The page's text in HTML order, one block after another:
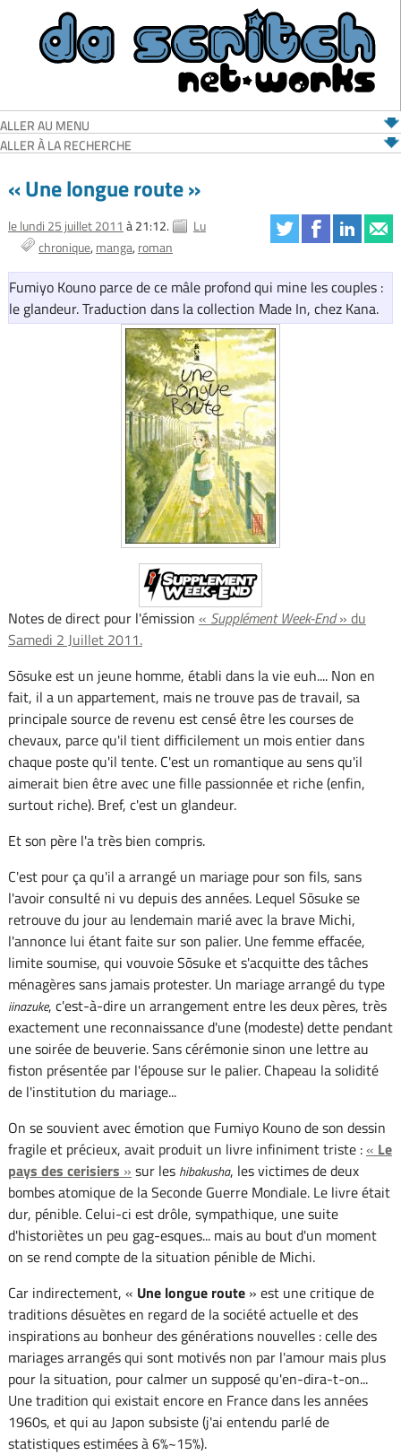
ALLER AU MENU
ALLER À LA RECHERCHE
« Une longue route »
le lundi 25 juillet 2011 à 21:12.
Lu
chronique manga roman
Fumiyo Kouno parce de ce mâle profond qui mine les couples :
le glandeur. Traduction dans la collection Made In, chez Kana.
Notes de direct pour l'émission « Supplément Week-End» du
Samedi 2 Juillet 2011.
Sōsuke est un jeune homme, établi dans la vie euh.... Non en
fait, il a un appartement, mais ne trouve pas de travail, sa
principale source de revenu est censé être les courses de
chevaux, parce qu'il tient difficilement un mois entier dans
chaque poste qu'il tente. C'est un romantique au sens qu'il
aimerait bien être avec une fille passionnée et riche (enfin,
surtout riche). Bref, c'est un glandeur.
Et son père l'a très bien compris.
C'est pour ça qu'il a arrangé un mariage pour son fils, sans
l'avoir consulté ni vu depuis des années. Lequel Sōsuke se
retrouve du jour au lendemain marié avec la brave Michi,
l'annonce lui étant faite sur son palier. Une femme effacée,
limite soumise, qui vouvoie Sōsuke et s'acquitte des tâches
ménagères sans jamais protester. Un mariage arrangé du type
iinazuke, c'est-à-dire un arrangement entre les deux pères, très
exactement une reconnaissance d'une (modeste) dette pendant
une soirée de beuverie. Sans cérémonie sinon une lettre au
fiston présentée par l'épouse sur le palier. Chapeau la solidité
de l'institution du mariage...
On se souvient avec émotion que Fumiyo Kouno de son dessin
fragile et précieux, avait produit un livre infiniment triste :« Le
pays des cerisiers » sur les hibakusha, les victimes de deux
bombes atomique de la Seconde Guerre Mondiale. Le livre était
dur, pénible. Celui-ci est drôle, sympathique, une suite
d'historiètes un peu gag-esques... mais au bout d'un moment
on se rend compte de la situation pénible de Michi.
Car indirectement, « Une longue route» est une critique de
traditions désuètes en regard de la société actuelle et des
inspirations au bonheur des générations nouvelles : celle des
mariages arrangés qui sont motivés non par l'amour mais plus
pour la situation, pour calmer un supposé qu'en-dira-t-on...
Une tradition qui existait encore en France dans les années
1960s, et qui au Japon subsiste (j'ai entendu parlé de
statistiques estimées à 6%~15%).